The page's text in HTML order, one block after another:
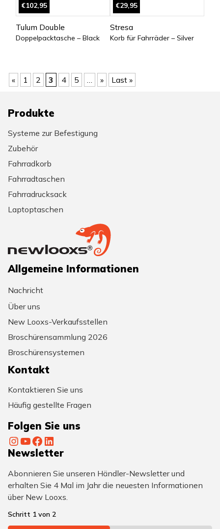
€102,95
Tulum Double
Doppelpacktasche – Black
€29,95
Stresa
Korb für Fahrräder – Silver
« 1 2 3 4 5 » Last »
Produkte
Systeme zur Befestigung
Zubehör
Fahrradkorb
Fahrradtaschen
Fahrradrucksack
Laptoptaschen
Allgemeine Informationen
Nachricht
Über uns
New Looxs-Verkaufsstellen
Broschürensammlung 2026
Broschürensystemen
Kontakt
Kontaktieren Sie uns
Häufig gestellte Fragen
Folgen Sie uns
InstagramYouTube Facebook LinkedIn
Newsletter
Abonnieren Sie unseren Händler-Newsletter und
erhalten Sie 4 Mal im Jahr die neuesten Informationen
über New Looxs.
Schritt 1 von 2